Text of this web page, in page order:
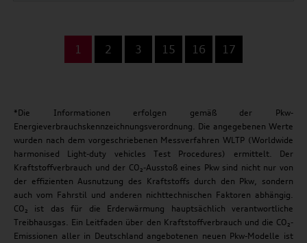
1 2 3 15 16 17
*Die Informationen erfolgen gemäß der Pkw-
Energieverbrauchskennzeichnungsverordnung. Die angegebenen Werte
wurden nach dem vorgeschriebenen Messverfahren WLTP (Worldwide
harmonised Light-duty vehicles Test Procedures) ermittelt. Der
Kraftstoffverbrauch und der CO₂-Ausstoß eines Pkw sind nicht nur von
der effizienten Ausnutzung des Kraftstoffs durch den Pkw, sondern
auch vom Fahrstil und anderen nichttechnischen Faktoren abhängig.
CO₂ ist das für die Erderwärmung hauptsächlich verantwortliche
Treibhausgas. Ein Leitfaden über den Kraftstoffverbrauch und die CO₂-
Emissionen aller in Deutschland angebotenen neuen Pkw-Modelle ist